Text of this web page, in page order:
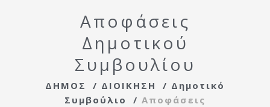
Αποφάσεις
Δημοτικού
Συμβουλίου
ΔΗΜΟΣ / ΔΙΟΙΚΗΣΗ / Δημοτικό
Συμβούλιο
/ Αποφάσεις